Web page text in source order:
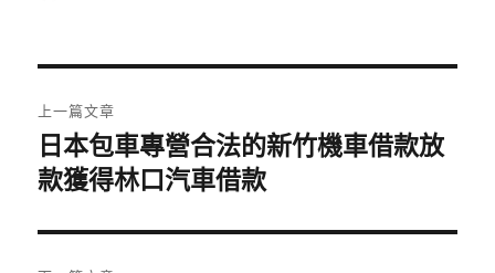
章
導
覽
上一篇文章
上
一
文
章:
日本包車專營合法的新竹機車借款放
款獲得林口汽車借款